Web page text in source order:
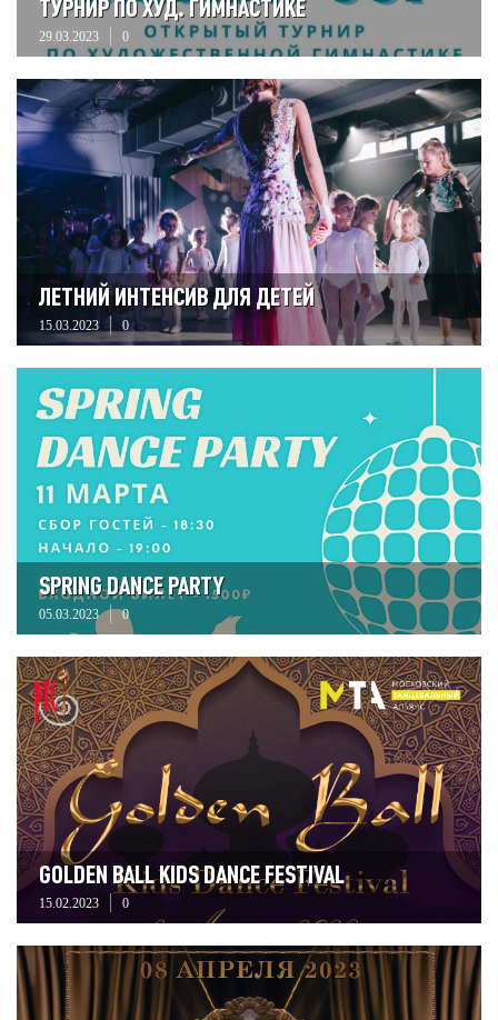
ТУРНИР ПО ХУД. ГИМНАСТИКЕ
29.03.2023 0
ЛЕТНИЙ ИНТЕНСИВ ДЛЯ ДЕТЕЙ
15.03.2023 0
SPRING DANCE PARTY
05.03.2023 0
GOLDEN BALL KIDS DANCE FESTIVAL
15.02.2023 0